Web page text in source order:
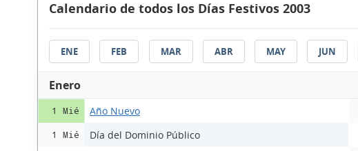
Calendario de todos los Días Festivos 2003
ENE FEB MAR ABR MAY JUN
Enero
1 Mié Año Nuevo
1 Mié Día del Dominio Público